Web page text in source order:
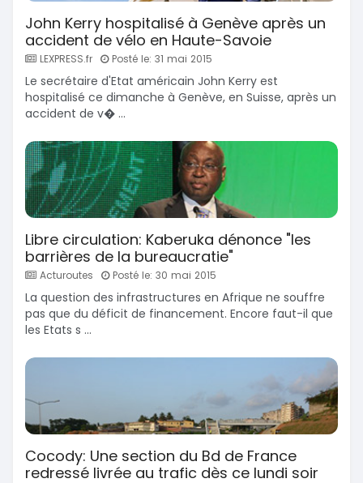
John Kerry hospitalisé à Genève après un
accident de vélo en Haute-Savoie
LEXPRESS.fr Posté le: 31 mai 2015
Le secrétaire d'Etat américain John Kerry est
hospitalisé ce dimanche à Genève, en Suisse, après un
accident de v� ...
Libre circulation: Kaberuka dénonce "les
barrières de la bureaucratie"
Acturoutes Posté le: 30 mai 2015
La question des infrastructures en Afrique ne souffre
pas que du déficit de financement. Encore faut-il que
les Etats s ...
Cocody: Une section du Bd de France
redressé livrée au trafic dès ce lundi soir